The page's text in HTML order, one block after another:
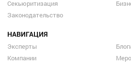
Секьюритизация
Законодательство
НАВИГАЦИЯ
Эксперты
Компании